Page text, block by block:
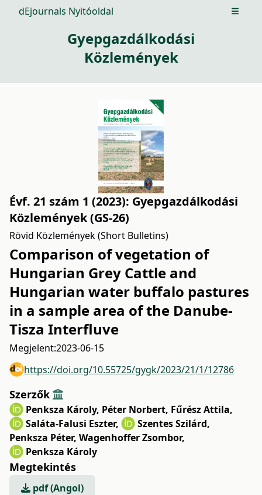
dEjournals Nyitóoldal Open
Gyepgazdálkodási
Közlemények
Évf. 21 szám 1 (2023): Gyepgazdálkodási
Közlemények (GS-26)
Rövid Közlemények (Short Bulletins)
Comparison of vegetation of
Hungarian Grey Cattle and
Hungarian water buffalo pastures
in a sample area of the Danube-
Tisza Interfluve
Megjelent:2023-06-15
https://doi.org/10.55725/gygk/2023/21/1/12786
Szerzők
Penksza Károly, Péter Norbert, Fűrész Attila,
Saláta-Falusi Eszter, Szentes Szilárd,
Penksza Péter, Wagenhoffer Zsombor,
Penksza Károly
Megtekintés
pdf (Angol)